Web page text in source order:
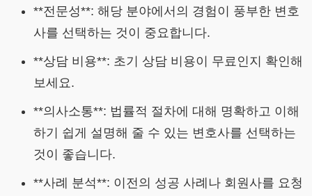
**전문성**: 해당 분야에서의 경험이 풍부한 변호
사를 선택하는 것이 중요합니다.
**상담 비용**: 초기 상담 비용이 무료인지 확인해
보세요.
**의사소통**: 법률적 절차에 대해 명확하고 이해
하기 쉽게 설명해 줄 수 있는 변호사를 선택하는
것이 좋습니다.
**사례 분석**: 이전의 성공 사례나 회원사를 요청